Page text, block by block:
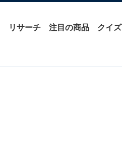
リサーチ 注目の商品 クイズ